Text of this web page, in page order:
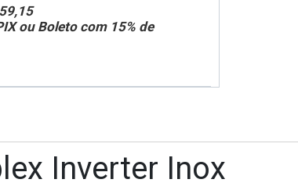
ou Boleto com 15% de
Inverter Inox